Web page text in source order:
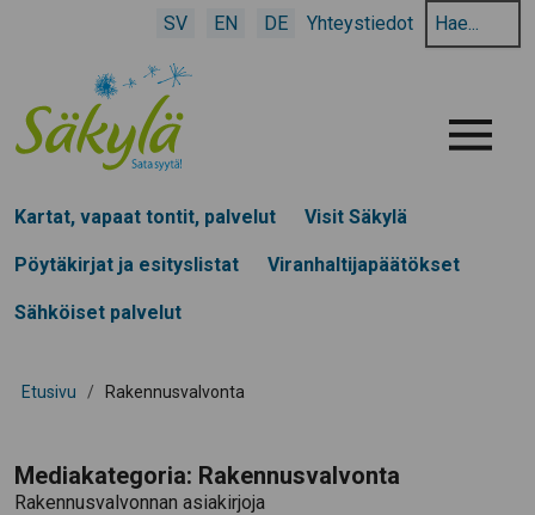
SV EN DE Yhteystiedot
Hae
hakusanalla:
Menu
Kartat, vapaat tontit, palvelut Visit Säkylä
Pöytäkirjat ja esityslistat Viranhaltijapäätökset
Sähköiset palvelut
Etusivu / Rakennusvalvonta
Mediakategoria: Rakennusvalvonta
Rakennusvalvonnan asiakirjoja